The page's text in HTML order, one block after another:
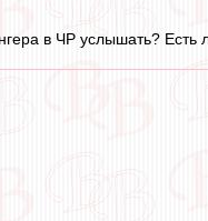
в ЧР услышать? Есть